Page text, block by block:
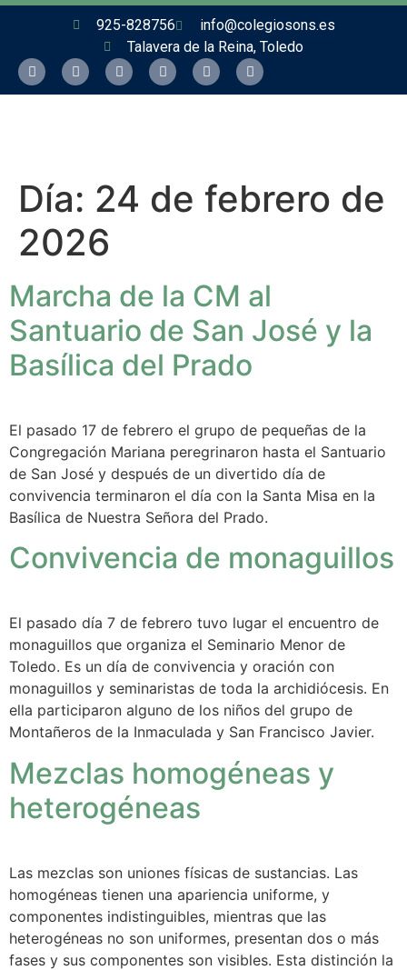
925-828756
info@colegiosons.es
Talavera de la Reina, Toledo
Día: 24 de febrero de
2026
Marcha de la CM al
Santuario de San José y la
Basílica del Prado
El pasado 17 de febrero el grupo de pequeñas de la
Congregación Mariana peregrinaron hasta el Santuario
de San José y después de un divertido día de
convivencia terminaron el día con la Santa Misa en la
Basílica de Nuestra Señora del Prado.
Convivencia de monaguillos
El pasado día 7 de febrero tuvo lugar el encuentro de
monaguillos que organiza el Seminario Menor de
Toledo. Es un día de convivencia y oración con
monaguillos y seminaristas de toda la archidiócesis. En
ella participaron alguno de los niños del grupo de
Montañeros de la Inmaculada y San Francisco Javier.
Mezclas homogéneas y
heterogéneas
Las mezclas son uniones físicas de sustancias. Las
homogéneas tienen una apariencia uniforme, y
componentes indistinguibles, mientras que las
heterogéneas no son uniformes, presentan dos o más
fases y sus componentes son visibles. Esta distinción la